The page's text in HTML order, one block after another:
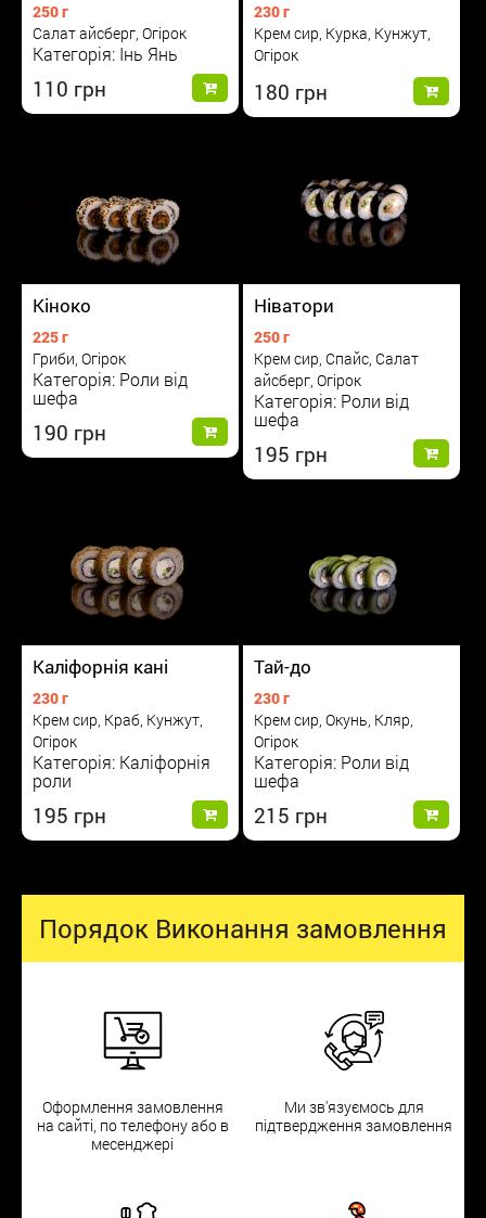
250 г
Салат айсберг, Огірок
Категорія: Інь Янь
110
230 г
Крем сир, Курка, Кунжут,
Огірок
180
Кіноко
225 г
Гриби, Огірок
Категорія: Роли від
шефа
190
Ніватори
250 г
Крем сир, Спайс, Салат
айсберг, Огірок
Категорія: Роли від
шефа
195
Каліфорнія кані
230 г
Крем сир, Краб, Кунжут,
Огірок
Категорія: Каліфорнія
роли
195
Тай-до
230 г
Крем сир, Окунь, Кляр,
Огірок
Категорія: Роли від
шефа
215
Порядок Виконання замовлення
Оформлення замовлення
на сайті, по телефону або в
месенджері
Ми зв'язуємось для
підтвердження замовлення